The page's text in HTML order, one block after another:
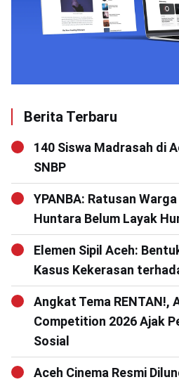
Berita Terbaru
140 Siswa Madrasah di
SNBP
YPANBA: Ratusan
Huntara Belum Layak
Elemen Sipil Aceh:
Kasus Kekerasan
Angkat Tema RENTAN!,
Competition 2026 Ajak
Sosial
Aceh Cinema Resmi